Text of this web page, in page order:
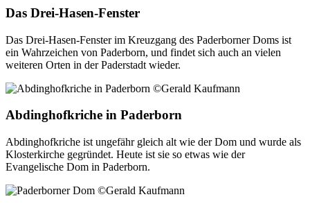
Das Drei-Hasen-Fenster
Das Drei-Hasen-Fenster im Kreuzgang des Paderborner Doms ist
ein Wahrzeichen von Paderborn, und findet sich auch an vielen
weiteren Orten in der Paderstadt wieder.
Abdinghofkriche in Paderborn
Abdinghofkriche ist ungefähr gleich alt wie der Dom und wurde als
Klosterkirche gegründet. Heute ist sie so etwas wie der
Evangelische Dom in Paderborn.